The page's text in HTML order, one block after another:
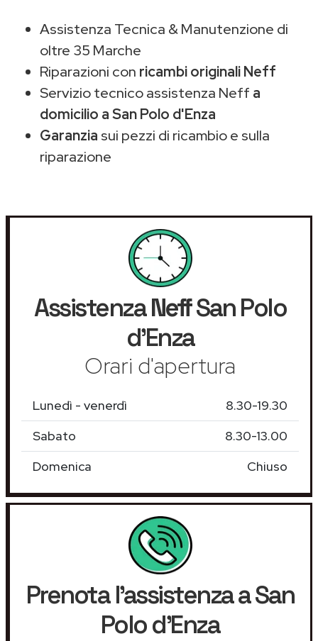
Assistenza Tecnica & Manutenzione di
oltre 35 Marche
Riparazioni con ricambi originali Neff
Servizio tecnico assistenza Neff a
domicilio a San Polo d'Enza
Garanzia sui pezzi di ricambio e sulla
riparazione
AssistenzaNeffSan Polo
d'Enza
Orari d'apertura
Lunedì - venerdì
8.30-19.30
Sabato
8.30-13.00
Domenica
Chiuso
Prenota l'assistenza a San
Polo d'Enza